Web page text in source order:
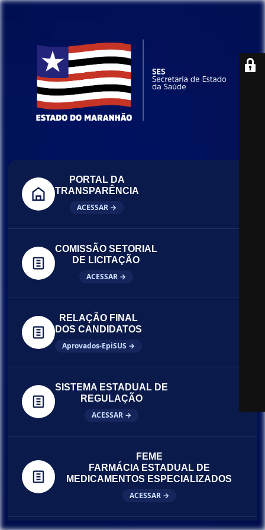
PORTAL DA
TRANSPARÊNCIA
ACESSAR →
COMISSÃO SETORIAL
DE LICITAÇÃO
ACESSAR →
RELAÇÃO FINAL
DOS CANDIDATOS
Aprovados-EpiSUS →
SISTEMA ESTADUAL DE
REGULAÇÃO
ACESSAR →
FEME
FARMÁCIA ESTADUAL DE
MEDICAMENTOS ESPECIALIZADOS
ACESSAR →